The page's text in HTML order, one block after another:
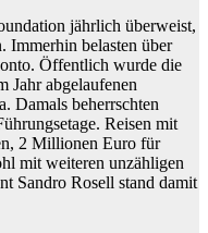
jährlich überweist,
Immerhin belasten über
Öffentlich wurde die
Jahr abgelaufenen
Damals beherrschten
Reisen mit
2 Millionen Euro für
mit weiteren unzähligen
Sandro Rosell stand damit